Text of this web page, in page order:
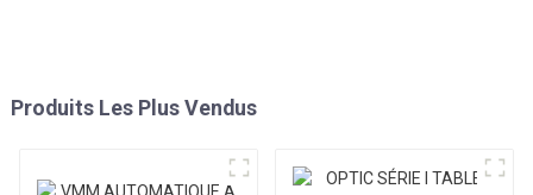
Produits Les Plus Vendus